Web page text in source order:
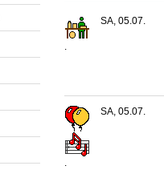
SA, 05.07.
SA, 05.07.